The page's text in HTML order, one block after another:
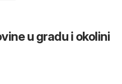
u gradu i okolini